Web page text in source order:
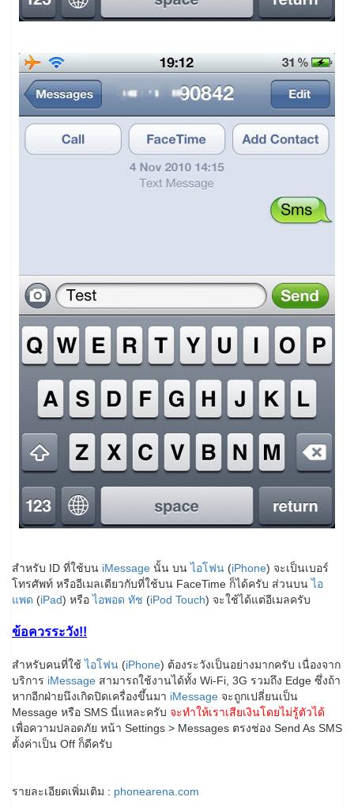
สำหรับ ID ที่ใช้บน iMessage นั้น บนไอโฟน (iPhone) จะเป็นเบอร์
โทรศัพท์ หรืออีเมลเดียวกับที่ใช้บน FaceTime ก็ได้ครับ ส่วนบนไอ
แพด (iPad) หรือไอพอด ทัช (iPod Touch) จะใช้ได้แต่อีเมลครับ
ข้อควรระวัง!!
สำหรับคนที่ใช้ไอโฟน (iPhone) ต้องระวังเป็นอย่างมากครับ เนื่องจาก
บริการ iMessage สามารถใช้งานได้ทั้ง Wi-Fi, 3G รวมถึง Edge ซึ่งถ้า
หากอีกฝ่ายนึงเกิดปิดเครื่องขึ้นมา iMessage จะถูกเปลี่ยนเป็น
Message หรือ SMS นี่แหละครับ จะทำให้เราเสียเงินโดยไม่รู้ตัวได้
เพื่อความปลอดภัย หน้า Settings > Messages ตรงช่อง Send As SMS
ตั้งค่าเป็น Off ก็ดีครับ
รายละเอียดเพิ่มเติม : phonearena.com